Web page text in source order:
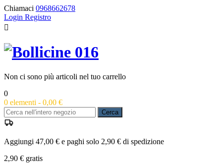
Chiamaci 0968662678
Login Registro

Non ci sono più articoli nel tuo carrello
0
0 elementi - 0,00 €
Cerca
Aggiungi 47,00 € e paghi solo 2,90 € di spedizione
2,90 € gratis